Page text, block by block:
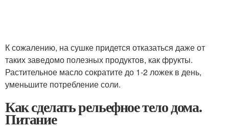
К сожалению, на сушке придется отказаться даже от
таких заведомо полезных продуктов, как фрукты.
Растительное масло сократите до 1-2 ложек в день,
уменьшите потребление соли.
Как сделать рельефное тело дома.
Питание